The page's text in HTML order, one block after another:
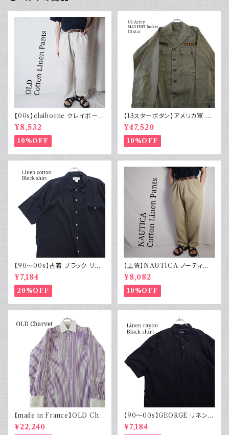
【00s】claiborne クレイボーン
リネンコットンパンツ ツータック
¥8,532
10%OFF
【13スターボタン】アメリカ軍 M
43 HBT ジャケット パッチ 軍物
実物
¥47,520
10%OFF
【90～00s】古着 ブラック リネ
ンコットンシャツ 黒 ボックスシ
ルエット
¥7,184
20%OFF
【上質】NAUTICA ノーティカ
コットンリネンパンツ ツータック
¥8,082
10%OFF
【made in France】OLD Cha
rvet ストライプ 切り替え 紫
¥22,240
【90～00s】GEORGE リネンレ
ーヨンシャツ 黒 ボックスシルエ
ット XL
¥7,184